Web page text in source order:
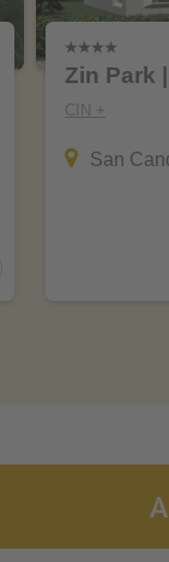
Zin Park
CIN +
San